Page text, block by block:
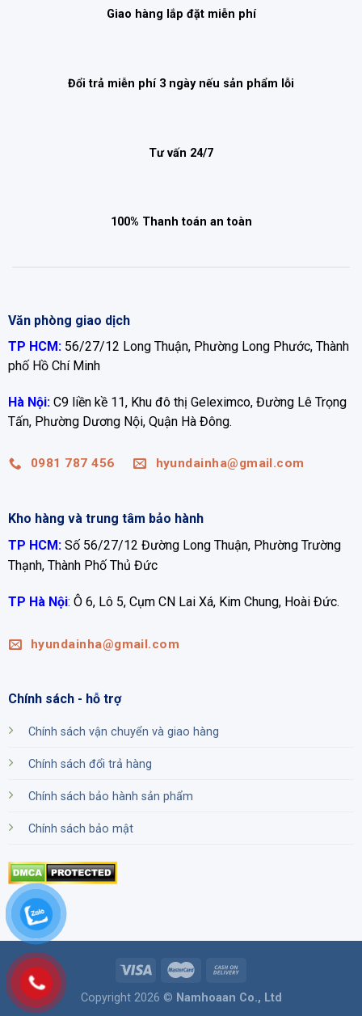
Giao hàng lắp đặt miễn phí
Đổi trả miễn phí 3 ngày nếu sản phẩm lỗi
Tư vấn 24/7
100% Thanh toán an toàn
Văn phòng giao dịch
TP HCM: 56/27/12 Long Thuận, Phường Long Phước, Thành
phố Hồ Chí Minh
Hà Nội:C9 liền kề 11, Khu đô thị Geleximco, Đường Lê Trọng
Tấn, Phường Dương Nội, Quận Hà Đông.
0981 787 456 hyundainha@gmail.com
Kho hàng và trung tâm bảo hành
TP HCM: Số 56/27/12 Đường Long Thuận, Phường Trường
Thạnh, Thành Phố Thủ Đức
TP Hà Nội: Ô 6, Lô 5, Cụm CN Lai Xá, Kim Chung, Hoài Đức.
hyundainha@gmail.com
Chính sách - hỗ trợ
Chính sách vận chuyển và giao hàng
Chính sách đổi trả hàng
Chính sách bảo hành sản phẩm
Chính sách bảo mật
Copyright 2026 © Namhoaan Co., Ltd